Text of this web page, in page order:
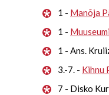
1 - Manõja
1 -
1 - Ans.
3.-7. - Kihnu
7 - Disko